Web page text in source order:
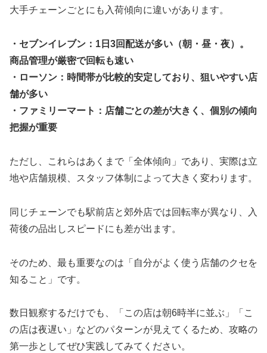
大手チェーンごとにも入荷傾向に違いがあります。
・セブンイレブン：1日3回配送が多い（朝・昼・夜）。
商品管理が厳密で回転も速い
・ローソン：時間帯が比較的安定しており、狙いやすい店
舗が多い
・ファミリーマート：店舗ごとの差が大きく、個別の傾向
把握が重要
ただし、これらはあくまで「全体傾向」であり、実際は立
地や店舗規模、スタッフ体制によって大きく変わります。
同じチェーンでも駅前店と郊外店では回転率が異なり、入
荷後の品出しスピードにも差が出ます。
そのため、最も重要なのは「自分がよく使う店舗のクセを
知ること」です。
数日観察するだけでも、「この店は朝6時半に並ぶ」「こ
の店は夜遅い」などのパターンが見えてくるため、攻略の
第一歩としてぜひ実践してみてください。